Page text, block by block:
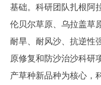
基础。科研团队扎根阿
伦贝尔草原、乌拉盖草
耐旱、耐风沙、抗逆性
原修复和防沙治沙科研
产草种新品种为核心，